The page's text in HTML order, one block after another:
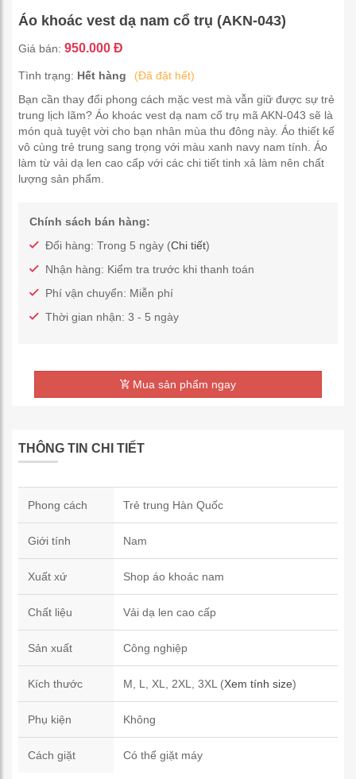
Áo khoác vest dạ nam cổ trụ (AKN-043)
Giá bán: 950.000 Đ
Tình trạng: Hết hàng
(Đã đặt hết)
Bạn cần thay đổi phong cách mặc vest mà vẫn giữ được sự trẻ
trung lịch lãm? Áo khoác vest dạ nam cổ trụ mã AKN-043 sẽ là
món quà tuyệt vời cho bạn nhân mùa thu đông này. Áo thiết kế
vô cùng trẻ trung sang trọng với màu xanh navy nam tính. Áo
làm từ vải dạ len cao cấp với các chi tiết tinh xả làm nên chất
lượng sản phẩm.
Chính sách bán hàng:
Đổi hàng: Trong 5 ngày (Chi tiết)
Nhận hàng: Kiểm tra trước khi thanh toán
Phí vận chuyển: Miễn phí
Thời gian nhận: 3 - 5 ngày
Mua sản phẩm ngay
THÔNG TIN CHI TIẾT
Phong cách Trẻ trung Hàn Quốc
Giới tính Nam
Xuất xứ Shop áo khoác nam
Chất liệu Vải dạ len cao cấp
Sản xuất Công nghiệp
Kích thước M, L, XL, 2XL, 3XL (Xem tính size)
Phụ kiện Không
Cách giặt Có thể giặt máy